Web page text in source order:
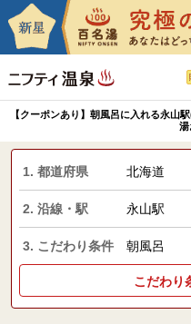
【クーポンあり】朝風呂に入れる永山
湯
1. 都道府県 北海道
2. 沿線・駅 永山駅
3. こだわり条件 朝風呂
こだわり